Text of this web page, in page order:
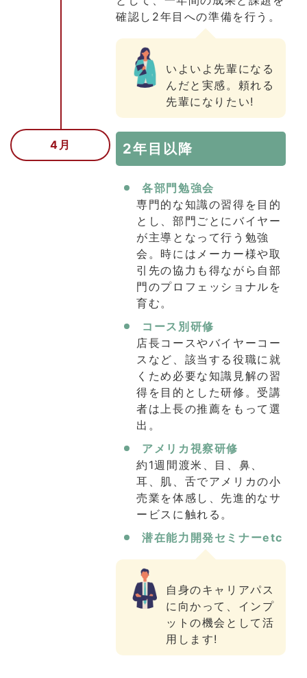
確認し2年目への準備を行う。
いよいよ先輩になる
んだと実感。頼れる
先輩になりたい!
4月 2年目以降
各部門勉強会
専門的な知識の習得を目的
とし、部門ごとにバイヤー
が主導となって行う勉強
会。時にはメーカー様や取
引先の協力も得ながら自部
門のプロフェッショナルを
育む。
コース別研修
店長コースやバイヤーコー
スなど、該当する役職に就
くため必要な知識見解の習
得を目的とした研修。受講
者は上長の推薦をもって選
出。
アメリカ視察研修
約1週間渡米、目、鼻、
耳、肌、舌でアメリカの小
売業を体感し、先進的なサ
ービスに触れる。
潜在能力開発セミナーetc
自身のキャリアパス
に向かって、インプ
ットの機会として活
用します!